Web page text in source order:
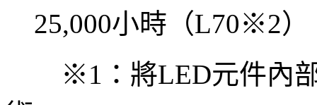
25,000小時（L70※2）
※1：將LED元件內部